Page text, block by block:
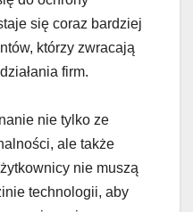
się coraz bardziej
którzy zwracają
firm.
nie tylko ze
ale także
nie muszą
technologii, aby